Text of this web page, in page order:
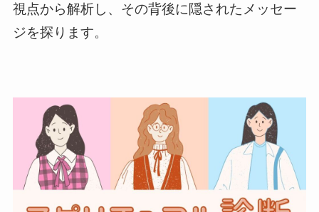
視点から解析し、その背後に隠されたメッセー
ジを探ります。